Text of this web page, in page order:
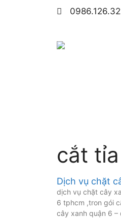
cắt
Dịch vụ chặt
dịch vụ chặt cây
6 tphcm ,tron gói
cây xanh quận 6 –